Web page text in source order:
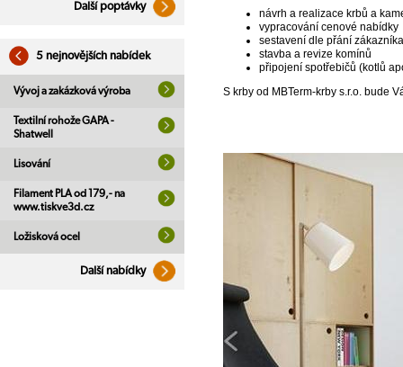
Další poptávky
5 nejnovějších nabídek
Vývoj a zakázková výroba
Textilní rohože GAPA -
Shatwell
Lisování
Filament PLA od 179,- na
www.tiskve3d.cz
Ložisková ocel
Další nabídky
návrh a realizace krbů a
vypracování cenové nabídky
sestavení dle přání zákazníka
stavba a revize komínů
připojení spotřebičů (kotlů
S krby od MBTerm-krby s.r.o. bude